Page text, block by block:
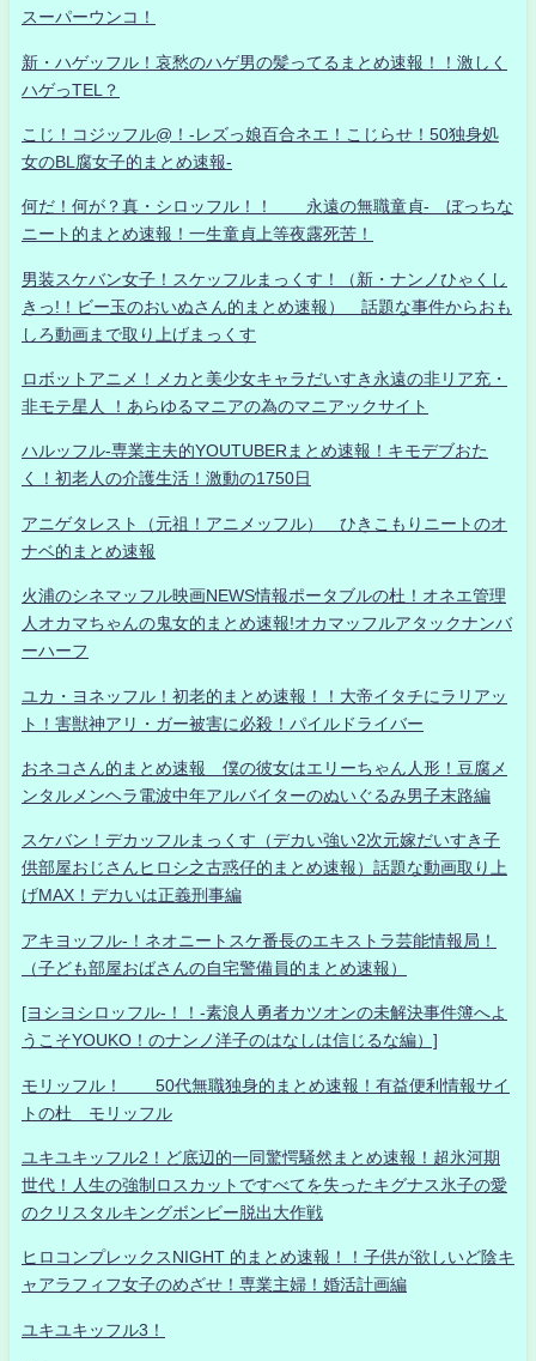
スーパーウンコ！
新・ハゲッフル！哀愁のハゲ男の髪ってるまとめ速報！！激しく
ハゲっTEL？
こじ！コジッフル@！-レズっ娘百合ネエ！こじらせ！50独身処
女のBL腐女子的まとめ速報-
何だ！何が？真・シロッフル！！ 永遠の無職童貞- ぼっちな
ニート的まとめ速報！一生童貞上等夜露死苦！
男装スケバン女子！スケッフルまっくす！（新・ナンノひゃくし
きっ!！ビー玉のおいぬさん的まとめ速報） 話題な事件からおも
しろ動画まで取り上げまっくす
ロボットアニメ！メカと美少女キャラだいすき永遠の非リア充・
非モテ星人 ！あらゆるマニアの為のマニアックサイト
ハルッフル-専業主夫的YOUTUBERまとめ速報！キモデブおた
く！初老人の介護生活！激動の1750日
アニゲタレスト（元祖！アニメッフル） ひきこもりニートのオ
ナベ的まとめ速報
火浦のシネマッフル映画NEWS情報ポータブルの杜！オネエ管理
人オカマちゃんの鬼女的まとめ速報!オカマッフルアタックナンバ
ーハーフ
ユカ・ヨネッフル！初老的まとめ速報！！大帝イタチにラリアッ
ト！害獣神アリ・ガー被害に必殺！パイルドライバー
おネコさん的まとめ速報 僕の彼女はエリーちゃん人形！豆腐メ
ンタルメンヘラ電波中年アルバイターのぬいぐるみ男子末路編
スケバン！デカッフルまっくす（デカい強い2次元嫁だいすき子
供部屋おじさんヒロシ之古惑仔的まとめ速報）話題な動画取り上
げMAX！デカいは正義刑事編
アキヨッフル-！ネオニートスケ番長のエキストラ芸能情報局！
（子ども部屋おばさんの自宅警備員的まとめ速報）
[ヨシヨシロッフル-！！-素浪人勇者カツオンの未解決事件簿へよ
うこそYOUKO！のナンノ洋子のはなしは信じるな編）]
モリッフル！ 50代無職独身的まとめ速報！有益便利情報サイ
トの杜 モリッフル
ユキユキッフル2！ど底辺的一同驚愕騒然まとめ速報！超氷河期
世代！人生の強制ロスカットですべてを失ったキグナス氷子の愛
のクリスタルキングボンビー脱出大作戦
ヒロコンプレックスNIGHT 的まとめ速報！！子供が欲しいど陰キ
ャアラフィフ女子のめざせ！専業主婦！婚活計画編
ユキユキッフル3！